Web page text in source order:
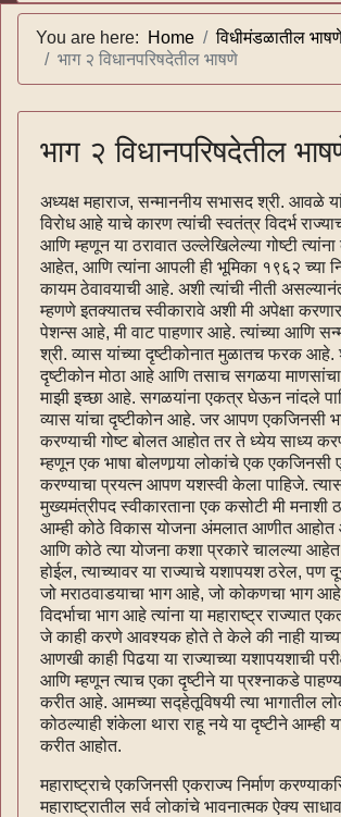
You are here: Home
विधीमंडळातील
भाग २ विधानपरिषदेतील भाषणे
भाग २ विधानपरिषदेतील
अध्यक्ष महाराज, सन्माननीय सभासद श्री. आवळे
विरोध आहे याचे कारण त्यांची स्वतंत्र विदर्भ
आणि म्हणून या ठरावात उल्लेखिलेल्या गोष्टी
आहेत, आणि त्यांना आपली ही भूमिका १९६२ च्या
कायम ठेवावयाची आहे. अशी त्यांची नीती
म्हणणे इतक्यातच स्वीकारावे अशी मी अपेक्षा
पेशन्स आहे, मी वाट पाहणार आहे. त्यांच्या आणि
श्री. व्यास यांच्या दृष्टीकोनात मुळातच फरक आहे.
दृष्टीकोन मोठा आहे आणि तसाच सगळया
माझी इच्छा आहे. सगळयांना एकत्र घेऊन नांदले
व्यास यांचा दृष्टीकोन आहे. जर आपण एकजिनसी
करण्याची गोष्ट बोलत आहोत तर ते ध्येय साध्य
म्हणून एक भाषा बोलणार्‍या लोकांचे एक एकजिनसी
करण्याचा प्रयत्‍न आपण यशस्वी केला पाहिजे.
मुख्यमंत्रीपद स्वीकारताना एक कसोटी मी मनाशी
आम्ही कोठे विकास योजना अंमलात आणीत आहोत
आणि कोठे त्या योजना कशा प्रकारे चालल्या आहेत
होईल, त्याच्यावर या राज्याचे यशापयश ठरेल, पण
जो मराठवाडयाचा भाग आहे, जो कोकणचा भाग
विदर्भाचा भाग आहे त्यांना या महाराष्ट्र राज्यात
जे काही करणे आवश्यक होते ते केले की नाही
आणखी काही पिढया या राज्याच्या यशापयशाची
आणि म्हणून त्याच एका दृष्टीने या प्रश्नाकडे
करीत आहे. आमच्या सद्हेतूविषयी त्या भागातील
कोठल्याही शंकेला थारा राहू नये या दृष्टीने आम्ही
करीत आहोत.
महाराष्ट्राचे एकजिनसी एकराज्य निर्माण
महाराष्ट्रातील सर्व लोकांचे भावनात्मक ऐक्य